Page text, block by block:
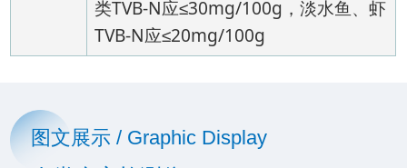
类TVB-N应≤30mg/100g，淡水鱼、虾
TVB-N应≤20mg/100g
图文展示 / Graphic Display